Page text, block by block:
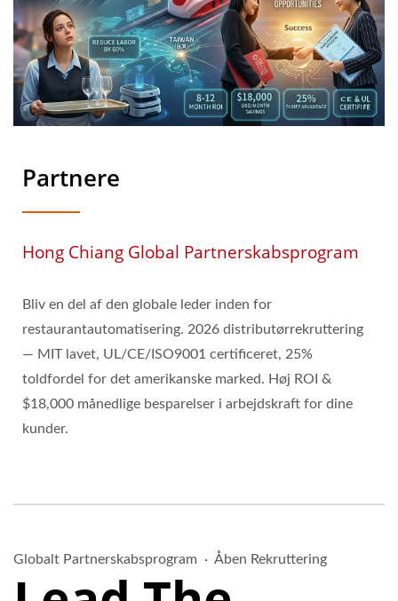
Partnere
Hong Chiang Global Partnerskabsprogram
Bliv en del af den globale leder inden for
restaurantautomatisering. 2026 distributørrekruttering
— MIT lavet, UL/CE/ISO9001 certificeret, 25%
toldfordel for det amerikanske marked. Høj ROI &
$18,000 månedlige besparelser i arbejdskraft for dine
kunder.
Globalt Partnerskabsprogram · Åben Rekruttering